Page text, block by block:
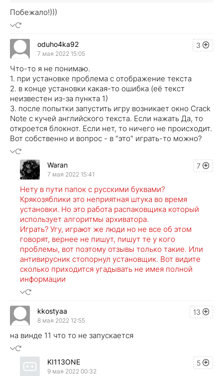
Побежало!)))
3
oduho4ka92
7 мая 2022 15:05
Что-то я не понимаю.
1. при установке проблема с отображение текста
2. в конце установки какая-то ошибка (её текст
неизвестен из-за пункта 1)
3. после попытки запустить игру возникает окно Crack
Note с кучей английского текста. Если нажать Да, то
откроется блокнот. Если нет, то ничего не происходит.
Вот собственно и вопрос - в "это" играть-то можно?
7
Waran
7 мая 2022 15:41
Нету в пути папок с русскими буквами?
Крякозяблики это неприятная штука во время
установки. Но это работа распаковщика который
использует алгоритмы архиватора.
Играть? Угу, играют же люди но не все об этом
говорят, вернее не пишут, пишут те у кого
проблемы, вот поэтому отзывы только такие. Или
антивирусник стопорнул установщик. Вот видите
сколько приходится угадывать не имея полной
информации
13
kkostyaa
8 мая 2022 12:55
на винде 11 что то не запускается
5
KI113ONE
9 мая 2022 00:32